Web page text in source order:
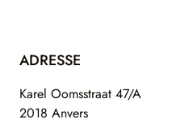
ADRESSE
Karel Oomsstraat 47/A
2018 Anvers